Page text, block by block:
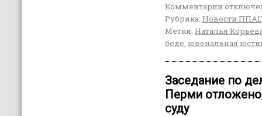
Комментарии
Рубрика: Новости
Метки: Наталья
беде, ювенальная
Заседание по
Перми
суду